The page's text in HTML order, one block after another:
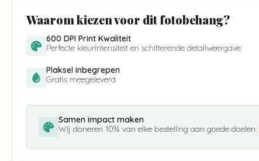
Waarom kiezen voor dit fotobehang?
600 DPI Print Kwaliteit
Perfecte kleurintensiteit en schitterende detailweergave
Plaksel inbegrepen
Gratis meegeleverd
Samen impact maken
Wij doneren 10% van elke bestelling aan goede doelen.